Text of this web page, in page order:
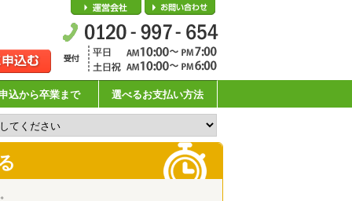
会社概要
込から卒業まで 選べるお支払い方法